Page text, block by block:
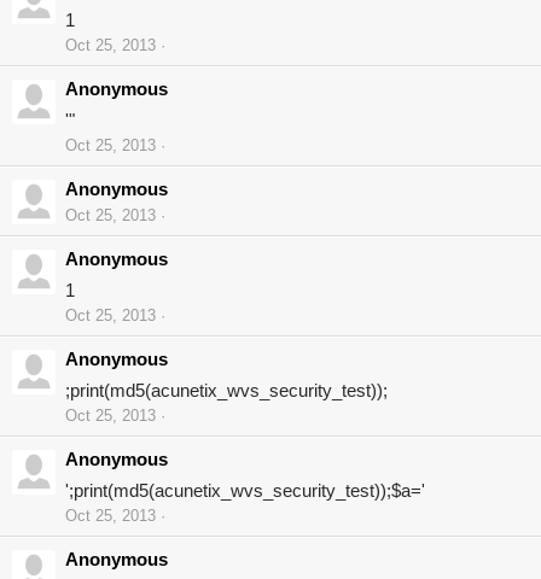
1
Oct 25, 2013
Anonymous
'"
Oct 25, 2013
Anonymous
Oct 25, 2013
Anonymous
1
Oct 25, 2013
Anonymous
;print(md5(acunetix_wvs_security_test));
Oct 25, 2013
Anonymous
';print(md5(acunetix_wvs_security_test));$a='
Oct 25, 2013
Anonymous